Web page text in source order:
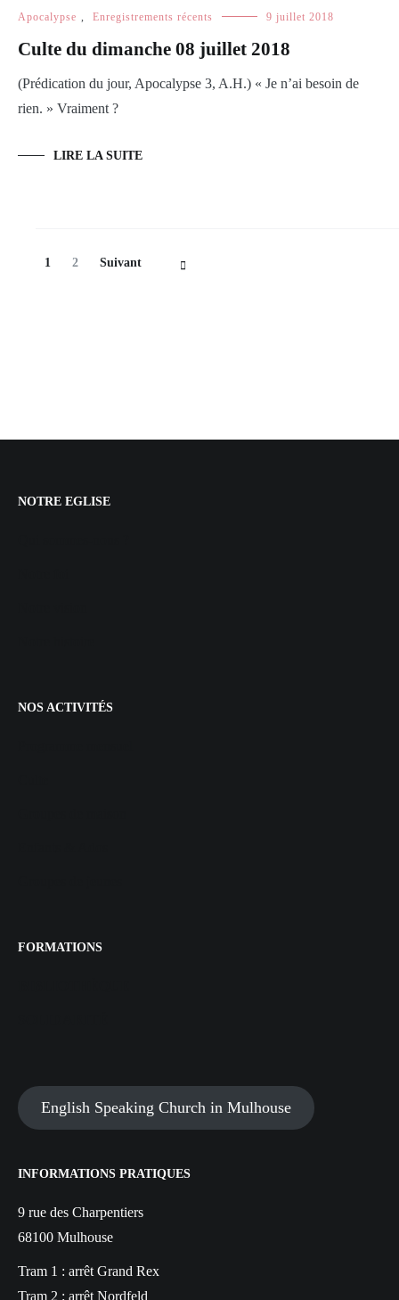
Apocalypse , Enregistrements récents 9 juillet 2018
Culte du dimanche 08 juillet 2018
(Prédication du jour, Apocalypse 3, A.H.) « Je n’ai besoin de
rien. » Vraiment ?
LIRE LA SUITE
Navigation
Page
1 Page
2 Suivant
NOTRE EGLISE
NOS ACTIVITÉS
FORMATIONS
English Speaking Church in Mulhouse
INFORMATIONS PRATIQUES
9 rue des Charpentiers
68100 Mulhouse
Tram 1 : arrêt Grand Rex
Tram 2 : arrêt Nordfeld